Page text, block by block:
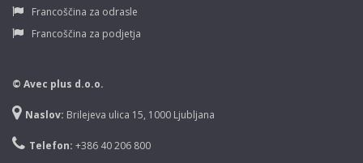
Francoščina za odrasle
Francoščina za podjetja
© Avec plus d.o.o.
Naslov: Brilejeva ulica 15, 1000 Ljubljana
Telefon: +386 40 206 800